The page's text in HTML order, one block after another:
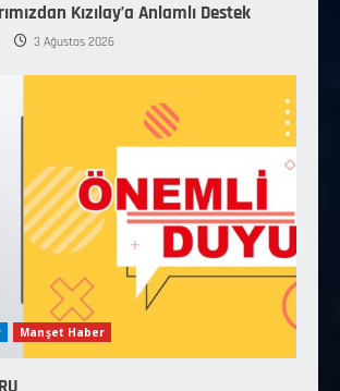
Kızılay’a Anlamlı Destek
3 Ağustos 2026
Manşet Haber